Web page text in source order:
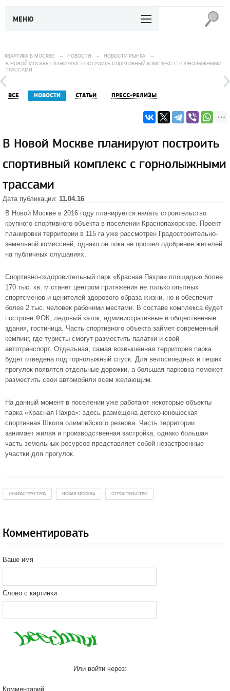
МЕНЮ
КВАРТИРА В МОСКВЕ → НОВОСТИ → НОВОСТИ РЫНКА
→
В НОВОЙ МОСКВЕ ПЛАНИРУЮТ ПОСТРОИТЬ СПОРТИВНЫЙ КОМПЛЕКС С ГОРНОЛЫЖНЫМИ
ТРАССАМИ
ВСЕ НОВОСТИ СТАТЬИ ПРЕСС-РЕЛИЗЫ
В Новой Москве планируют построить
спортивный комплекс с горнолыжными
трассами
Дата публикации: 11.04.16
В Новой Москве в 2016 году планируется начать строительство
крупного спортивного объекта в поселении Краснопахорское. Проект
планировки территории в 115 га уже рассмотрен Градостроительно-
земельной комиссией, однако он пока не прошел одобрение жителей
на публичных слушаниях.
Спортивно-оздоровительный парк «Красная Пахра» площадью более
170 тыс. кв. м станет центром притяжения не только опытных
спортсменов и ценителей здорового образа жизни, но и обеспечит
более 2 тыс. человек рабочими местами. В составе комплекса будет
построен ФОК, ледовый каток, административные и общественные
здания, гостиница. Часть спортивного объекта займет современный
кемпинг, где туристы смогут разместить палатки и свой
автотранспорт. Отдельная, самая возвышенная территория парка
будет отведена под горнолыжный спуск. Для велосипедных и пеших
прогулок появятся отдельные дорожки, а большая парковка поможет
разместить свои автомобили всем желающим.
На данный момент в поселении уже работают некоторые объекты
парка «Красная Пахра»: здесь размещена детско-юношеская
спортивная Школа олимпийского резерва. Часть территории
занимает жилая и производственная застройка, однако большая
часть земельных ресурсов представляет собой незастроенные
участки для прогулок.
ИНФРАСТРУКТУРА НОВАЯ МОСКВА СТРОИТЕЛЬСТВО
Комментировать
Ваше имя
Слово с картинки
Или войти через:
Комментарий